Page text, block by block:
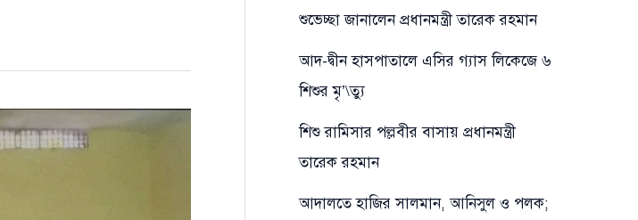
শুভেচ্ছা জানালেন প্রধানমন্ত্রী তারেক রহমান
আদ-দ্বীন হাসপাতালে এসির গ্যাস লিকেজে ৬
শিশুর মৃ’\ত্যু
শিশু রামিসার পল্লবীর বাসায় প্রধানমন্ত্রী
তারেক রহমান
আদালতে হাজির সালমান, আনিসুল ও পলক;